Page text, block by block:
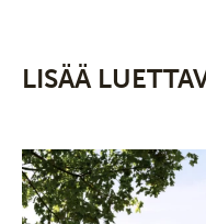
LISÄÄ